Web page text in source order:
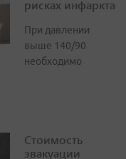
рисках инфаркта
При давлении
выше 140/90
необходимо
Стоимость
эвакуации